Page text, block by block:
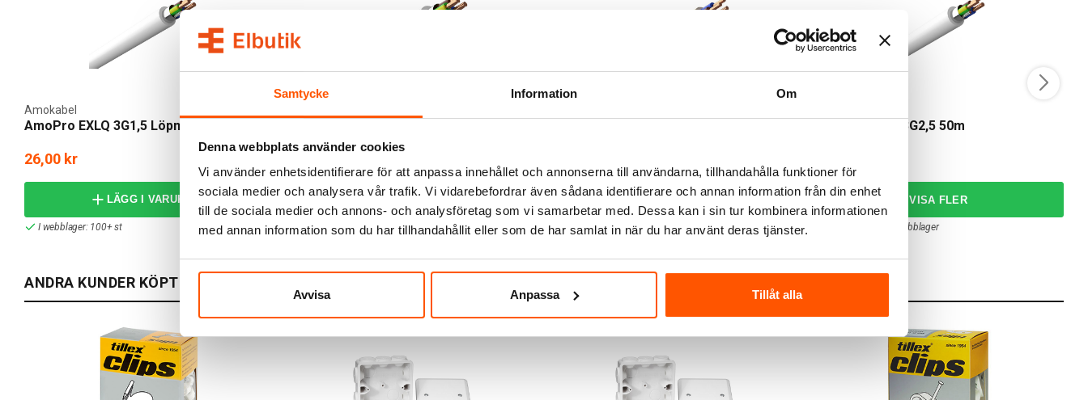
Samtycke Information Om
Denna webbplats använder cookies
Vi använder enhetsidentifierare för att anpassa innehållet och annonserna till användarna, tillhandahålla funktioner för
sociala medier och analysera vår trafik. Vi vidarebefordrar även sådana identifierare och annan information från din enhet
till de sociala medier och annons- och analysföretag som vi samarbetar med. Dessa kan i sin tur kombinera informationen
med annan information som du har tillhandahållit eller som de har samlat in när du har använt deras tjänster.
Avvisa Anpassa Tillåt alla
AmoPro EXLQ 3G1,5 Löpmeter
Amokabel
26,00 kr
LÄGG I VARUKORG
I webblager: 100+ st
LÄGG I VARUKORG
I webblager: 100+ st 14 av 15 varianter i webblager
AmoPro EXLQ 3G2,5 50m
2 av 2 varianter i webblager
ANDRA KUNDER KÖPTE ÄVEN